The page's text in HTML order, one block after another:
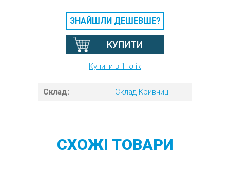
ЗНАЙШЛИ ДЕШЕВШЕ?
КУПИТИ
Купити в 1 клік
Склад: Склад Кривчиці
СХОЖІ ТОВАРИ